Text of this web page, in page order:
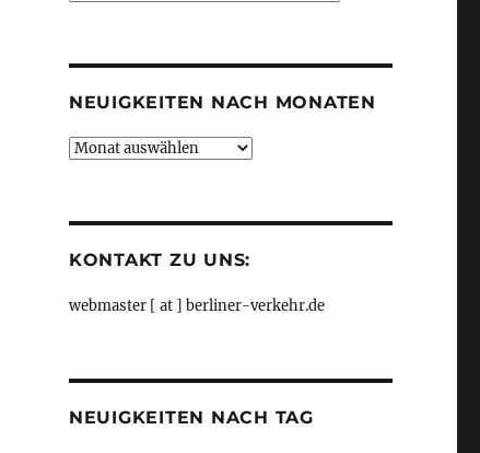
NEUIGKEITEN NACH MONATEN
Neuigkeiten
KONTAKT ZU UNS:
webmaster [ at ] berliner-verkehr.de
NEUIGKEITEN NACH TAG